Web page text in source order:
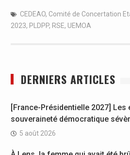
CEDEAO, Comité de Concertation
2023, PLDPP, RSE, UEMOA
DERNIERS ARTICLES
[France-Présidentielle 2027] Les
souveraineté démocratique
5 août 2026